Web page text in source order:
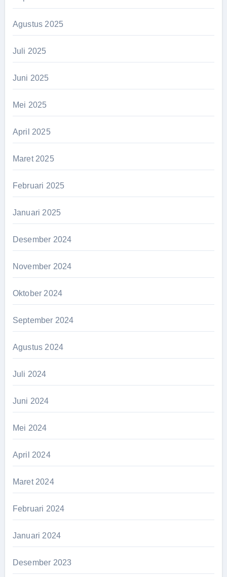
Agustus 2025
Juli 2025
Juni 2025
Mei 2025
April 2025
Maret 2025
Februari 2025
Januari 2025
Desember 2024
November 2024
Oktober 2024
September 2024
Agustus 2024
Juli 2024
Juni 2024
Mei 2024
April 2024
Maret 2024
Februari 2024
Januari 2024
Desember 2023